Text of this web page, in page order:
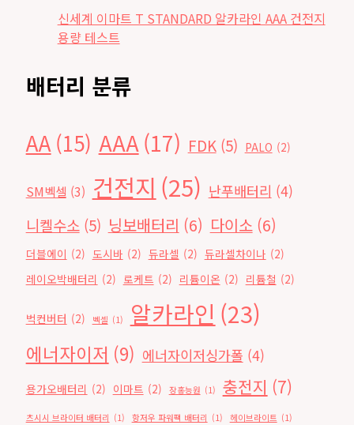
신세계 이마트 T STANDARD 알카라인 AAA 건전지
용량 테스트
배터리 분류
AA(15) AAA(17) FDK (5) PALO (2)
SM벡셀 (3) 건전지 (25) 난푸배터리 (4)
니켈수소 (5) 닝보배터리 (6) 다이소 (6)
더블에이 (2) 도시바 (2) 듀라셀 (2) 듀라셀차이나 (2)
레이오박배터리 (2) 로케트 (2) 리튬이온 (2) 리튬철 (2)
벅컨버터 (2) 벡셀 (1) 알카라인 (23)
에너자이저 (9) 에너자이저싱가폴 (4)
용가오배터리 (2) 이마트 (2) 장홍능원 (1) 충전지 (7)
츠시시 브라이터 배터리 (1) 항저우 파워팩 배터리 (1) 헤이브라이트 (1)